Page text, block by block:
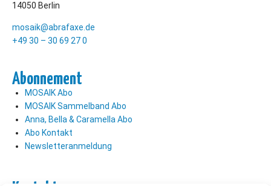
14050 Berlin
mosaik@abrafaxe.de
+49 30 – 30 69 27 0
Abonnement
MOSAIK Abo
MOSAIK Sammelband Abo
Anna, Bella & Caramella Abo
Abo Kontakt
Newsletteranmeldung